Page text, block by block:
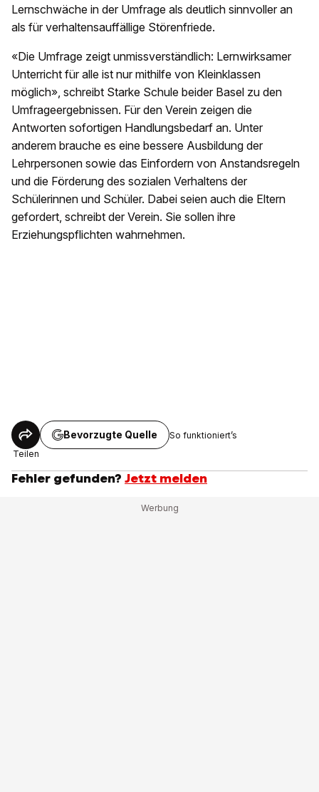
Lernschwäche in der Umfrage als deutlich sinnvoller an
als für verhaltensauffällige Störenfriede.
«Die Umfrage zeigt unmissverständlich: Lernwirksamer
Unterricht für alle ist nur mithilfe von Kleinklassen
möglich», schreibt Starke Schule beider Basel zu den
Umfrageergebnissen. Für den Verein zeigen die
Antworten sofortigen Handlungsbedarf an. Unter
anderem brauche es eine bessere Ausbildung der
Lehrpersonen sowie das Einfordern von Anstandsregeln
und die Förderung des sozialen Verhaltens der
Schülerinnen und Schüler. Dabei seien auch die Eltern
gefordert, schreibt der Verein. Sie sollen ihre
Erziehungspflichten wahrnehmen.
Teilen
Bevorzugte Quelle So funktioniert’s
Fehler gefunden? Jetzt melden